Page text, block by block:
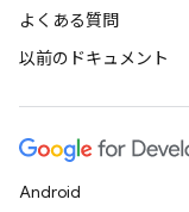
よくある質問
以前のドキュメント
Android